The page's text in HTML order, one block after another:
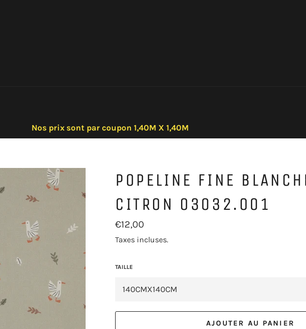
Nos prix sont par coupon 1,40M X 1,40M
POPELINE FINE
CITRON 03032.001
Prix
régulier
€12,00
Taxes incluses.
TAILLE
AJOUTER AU PANIER